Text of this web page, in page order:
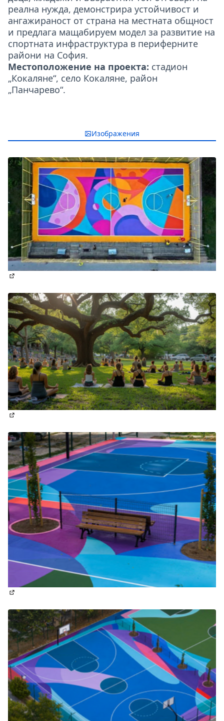
реална нужда, демонстрира устойчивост и
ангажираност от страна на местната общност
и предлага мащабируем модел за развитие на
спортната инфраструктура в периферните
райони на София.
Местоположение на проекта: стадион
„Кокаляне“, село Кокаляне, район
„Панчарево“.
Изображения